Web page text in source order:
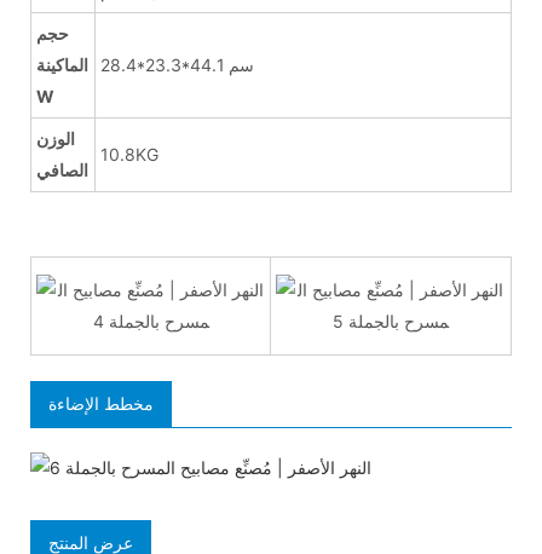
حجم
الماكينة
W
28.4*23.3*44.1 سم
الوزن
الصافي
10.8KG
مخطط الإضاءة
عرض المنتج